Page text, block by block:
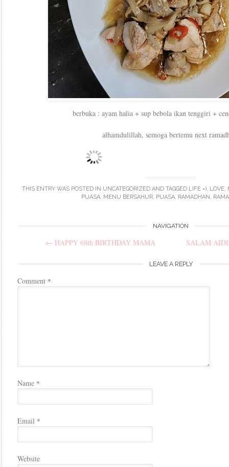
berbuka : ayam halia + sup bebola ikan tenggiri +
alhamdulillah, semoga bertemu next
THIS ENTRY WAS POSTED IN UNCATEGORIZED AND TAGGED LIFE =), LOVE,
PUASA, MENU BERSAHUR, PUASA, RAMADHAN ,
NAVIGATION
← HAPPY 68th BIRTHDAY MAMA SALAM
LEAVE A REPLY
Comment *
Name *
Email *
Website